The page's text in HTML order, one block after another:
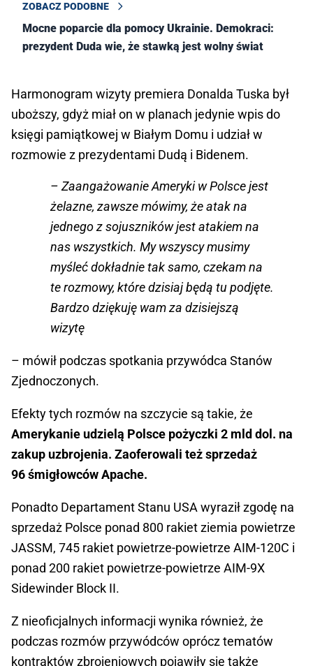
ZOBACZ PODOBNE
Mocne poparcie dla pomocy Ukrainie. Demokraci:
prezydent Duda wie, że stawką jest wolny świat
Harmonogram wizyty premiera Donalda Tuska był
uboższy, gdyż miał on w planach jedynie wpis do
księgi pamiątkowej w Białym Domu i udział w
rozmowie z prezydentami Dudą i Bidenem.
– Zaangażowanie Ameryki w Polsce jest
żelazne, zawsze mówimy, że atak na
jednego z sojuszników jest atakiem na
nas wszystkich. My wszyscy musimy
myśleć dokładnie tak samo, czekam na
te rozmowy, które dzisiaj będą tu podjęte.
Bardzo dziękuję wam za dzisiejszą
wizytę
– mówił podczas spotkania przywódca Stanów
Zjednoczonych.
Efekty tych rozmów na szczycie są takie, że
Amerykanie udzielą Polsce pożyczki 2 mld dol. na
zakup uzbrojenia. Zaoferowali też sprzedaż
96 śmigłowców Apache.
Ponadto Departament Stanu USA wyraził zgodę na
sprzedaż Polsce ponad 800 rakiet ziemia powietrze
JASSM, 745 rakiet powietrze-powietrze AIM-120C i
ponad 200 rakiet powietrze-powietrze AIM-9X
Sidewinder Block II.
Z nieoficjalnych informacji wynika również, że
podczas rozmów przywódców oprócz tematów
kontraktów zbrojeniowych pojawiły się także